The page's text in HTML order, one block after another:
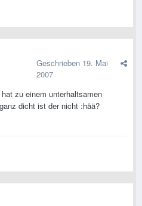
Geschrieben 19. Mai
2007
zu einem unterhaltsamen
dicht ist der nicht :hää?